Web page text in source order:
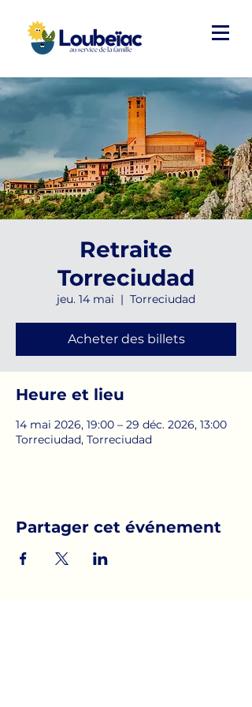
Retraite
Torreciudad
jeu. 14 mai
  |
Torreciudad
Acheter des billets
Heure et lieu
14 mai 2026, 19:00 – 29 déc. 2026, 13:00
Torreciudad, Torreciudad
Partager cet événement